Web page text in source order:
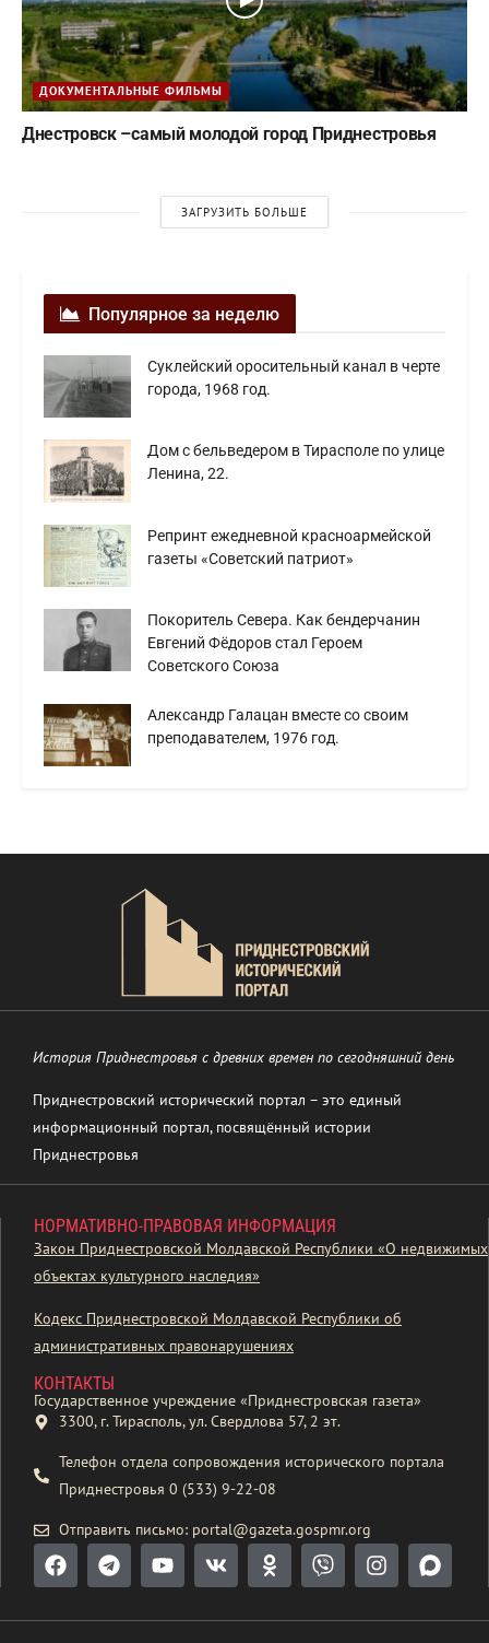
ДОКУМЕНТАЛЬНЫЕ ФИЛЬМЫ
Днестровск –самый молодой город Приднестровья
ЗАГРУЗИТЬ БОЛЬШЕ
Популярное за неделю
Суклейский оросительный канал в черте
города, 1968 год.
Дом с бельведером в Тирасполе по улице
Ленина, 22.
Репринт ежедневной красноармейской
газеты «Советский патриот»
Покоритель Севера. Как бендерчанин
Евгений Фёдоров стал Героем
Советского Союза
Александр Галацан вместе со своим
преподавателем, 1976 год.
История Приднестровья с древних времен по сегодняшний день
Приднестровский исторический портал – это единый
информационный портал, посвящённый истории
Приднестровья
НОРМАТИВНО-ПРАВОВАЯ ИНФОРМАЦИЯ
Закон Приднестровской Молдавской Республики «О недвижимых
объектах культурного наследия»
Кодекс Приднестровской Молдавской Республики об
административных правонарушениях
КОНТАКТЫ
Государственное учреждение «Приднестровская газета»
3300, г. Тирасполь, ул. Свердлова 57, 2 эт.
Телефон отдела сопровождения исторического портала
Приднестровья 0 (533) 9-22-08
Отправить письмо: portal@gazeta.gospmr.org